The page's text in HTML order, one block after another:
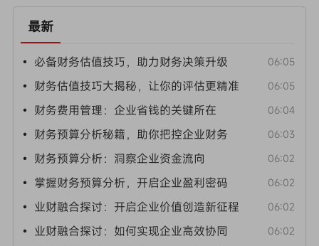
最新
• 必备财务估值技巧，助力财务决策升级 06:05
• 财务估值技巧大揭秘，让你的评估更精准 06:05
• 财务费用管理：企业省钱的关键所在 06:04
• 财务预算分析秘籍，助你把控企业财务 06:03
• 财务预算分析：洞察企业资金流向 06:02
• 掌握财务预算分析，开启企业盈利密码 06:02
• 业财融合探讨：开启企业价值创造新征程 06:02
• 业财融合探讨：如何实现企业高效协同 06:02